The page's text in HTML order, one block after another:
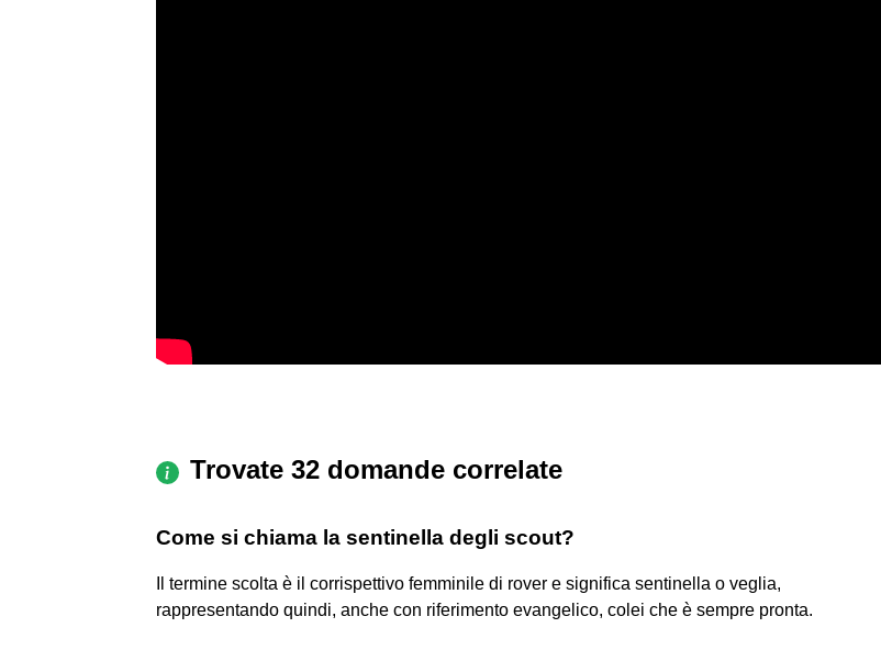
Trovate 32 domande correlate
Come si chiama la sentinella degli scout?
Il termine scolta è il corrispettivo femminile di rover e significa sentinella o veglia,
rappresentando quindi, anche con riferimento evangelico, colei che è sempre pronta.